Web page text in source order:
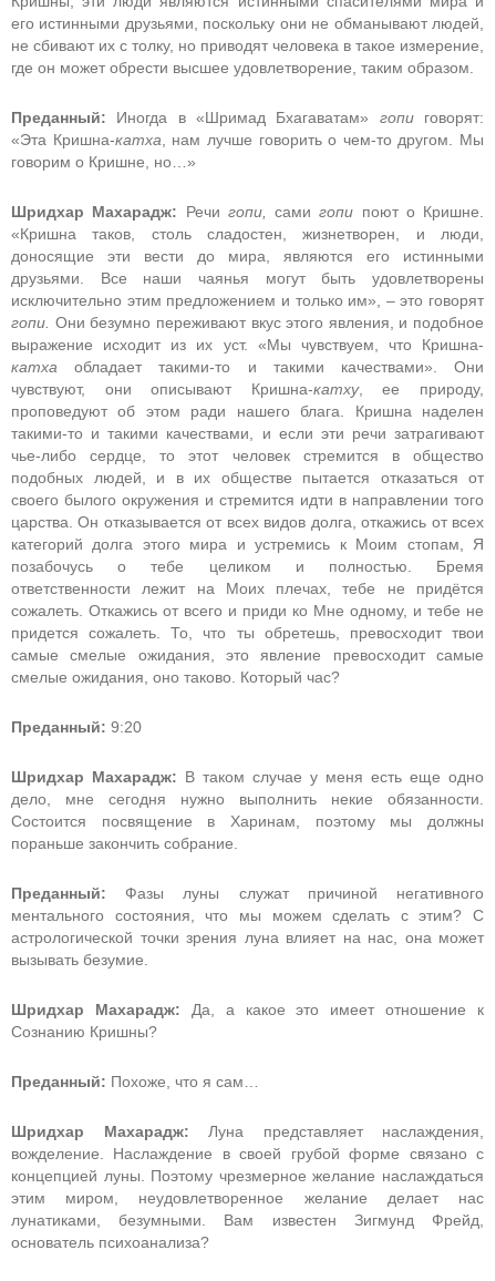
его истинными друзьями, поскольку они не обманывают людей,
не сбивают их с толку, но приводят человека в такое измерение,
где он может обрести высшее удовлетворение, таким образом.
Преданный: Иногда в «Шримад Бхагаватам» гопи говорят:
«Эта Кришна-катха , нам лучше говорить о чем-то другом. Мы
говорим о Кришне, но…»
Шридхар Махарадж: Речи гопи, самигопи поют о Кришне.
«Кришна таков, столь сладостен, жизнетворен, и люди,
доносящие эти вести до мира, являются его истинными
друзьями. Все наши чаянья могут быть удовлетворены
исключительно этим предложением и только им», – это говорят
гопи. Они безумно переживают вкус этого явления, и подобное
выражение исходит из их уст. «Мы чувствуем, что Кришна-
катха обладает такими-то и такими качествами». Они
чувствуют, они описывают Кришна-катху, ее природу,
проповедуют об этом ради нашего блага. Кришна наделен
такими-то и такими качествами, и если эти речи затрагивают
чье-либо сердце, то этот человек стремится в общество
подобных людей, и в их обществе пытается отказаться от
своего былого окружения и стремится идти в направлении того
царства. Он отказывается от всех видов долга, откажись от всех
категорий долга этого мира и устремись к Моим стопам, Я
позабочусь о тебе целиком и полностью. Бремя
ответственности лежит на Моих плечах, тебе не придётся
сожалеть. Откажись от всего и приди ко Мне одному, и тебе не
придется сожалеть. То, что ты обретешь, превосходит твои
самые смелые ожидания, это явление превосходит самые
смелые ожидания, оно таково. Который час?
Преданный: 9:20
Шридхар Махарадж: В таком случае у меня есть еще одно
дело, мне сегодня нужно выполнить некие обязанности.
Состоится посвящение в Харинам, поэтому мы должны
пораньше закончить собрание.
Преданный: Фазы луны служат причиной негативного
ментального состояния, что мы можем сделать с этим? С
астрологической точки зрения луна влияет на нас, она может
вызывать безумие.
Шридхар Махарадж: Да, а какое это имеет отношение к
Сознанию Кришны?
Преданный: Похоже, что я сам…
Шридхар Махарадж: Луна представляет наслаждения,
вожделение. Наслаждение в своей грубой форме связано с
концепцией луны. Поэтому чрезмерное желание наслаждаться
этим миром, неудовлетворенное желание делает нас
лунатиками, безумными. Вам известен Зигмунд Фрейд,
основатель психоанализа?